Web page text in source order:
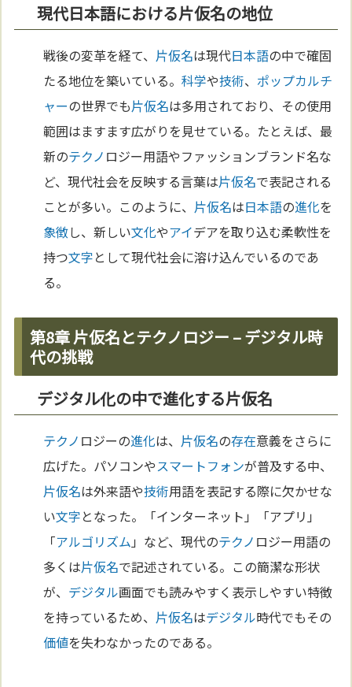
現代日本語における片仮名の地位
戦後の変革を経て、 片仮名は現代日本語の中で確固
たる地位を築いている。科学や技術、 ポップカルチ
ャーの世界でも片仮名は多用されており、その使用
範囲はますます広がりを見せている。たとえば、最
新のテクノ ロジー用語やファッションブランド名な
ど、現代社会を反映する言葉は片仮名で表記される
ことが多い。このように、 片仮名は日本語の進化を
象徴し、新しい文化やアイデアを取り込む柔軟性を
持つ文字として現代社会に溶け込んでいるのであ
る。
第8章 片仮名とテクノロジー – デジタル時
代の挑戦
デジタル化の中で進化する片仮名
テクノ ロジーの進化は、 片仮名の存在意義をさらに
広げた。パソコンやスマートフォンが普及する中、
片仮名は外来語や技術用語を表記する際に欠かせな
い文字となった。「インターネット」「アプリ」
「アルゴリズム 」など、現代のテクノ ロジー用語の
多くは片仮名で記述されている。この簡潔な形状
が、 デジタル画面でも読みやすく表示しやすい特徴
を持っているため、 片仮名はデジタル時代でもその
価値を失わなかったのである。